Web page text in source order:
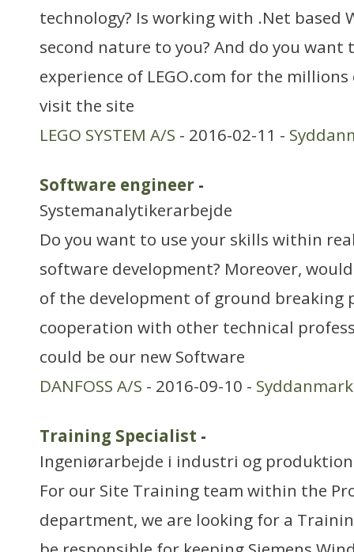
technology? Is working with .Net based
second nature to you? And do you want
experience of LEGO.com for the
visit the site
LEGO SYSTEM A/S - 2016-02-11 -
Software engineer -
Systemanalytikerarbejde
Do you want to use your skills within
software development? Moreover,
of the development of ground breaking
cooperation with other technical
could be our new Software
DANFOSS A/S - 2016-09-10 - Syddanmark
Training Specialist -
Ingeniørarbejde i industri og produktion
For our Site Training team within the
department, we are looking for a